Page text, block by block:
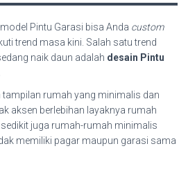
Pintu Garasi bisa Anda custom
trend masa kini. Salah satu trend
naik daun adalah desain Pintu
tampilan rumah yang minimalis dan
aksen berlebihan layaknya rumah
juga rumah-rumah minimalis
memiliki pagar maupun garasi sama